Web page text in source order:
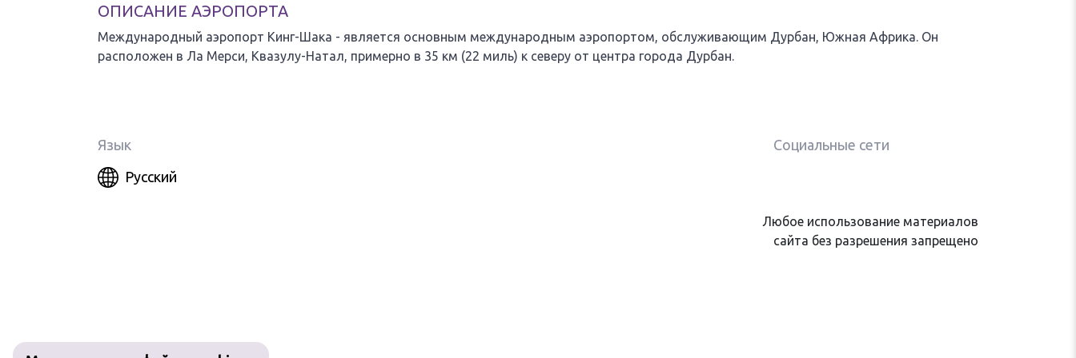
ОПИСАНИЕ АЭРОПОРТА
Международный аэропорт Кинг-Шака - является основным международным аэропортом, обслуживающим Дурбан, Южная Африка. Он
расположен в Ла Мерси, Квазулу-Натал, примерно в 35 км (22 миль) к северу от центра города Дурбан.
Язык
Русский
Социальные сети
Любое использование материалов
сайта без разрешения запрещено